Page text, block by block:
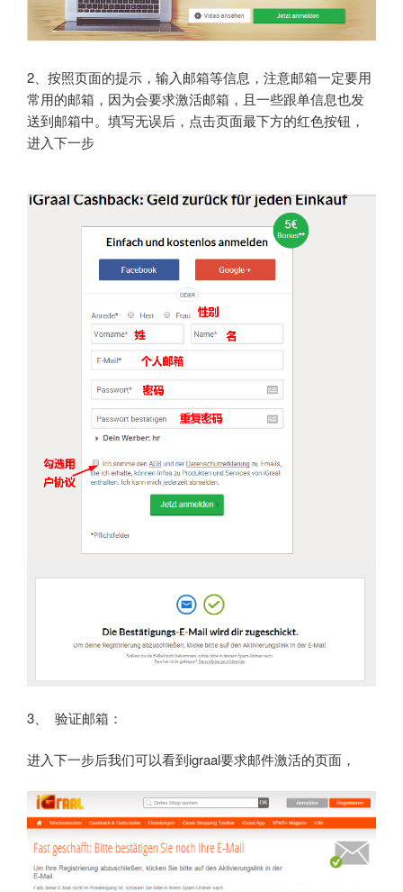
2、按照页面的提示，输入邮箱等信息，注意邮箱一定要用
常用的邮箱，因为会要求激活邮箱，且一些跟单信息也发
送到邮箱中。填写无误后，点击页面最下方的红色按钮，
进入下一步
3、 验证邮箱：
进入下一步后我们可以看到igraal要求邮件激活的页面，